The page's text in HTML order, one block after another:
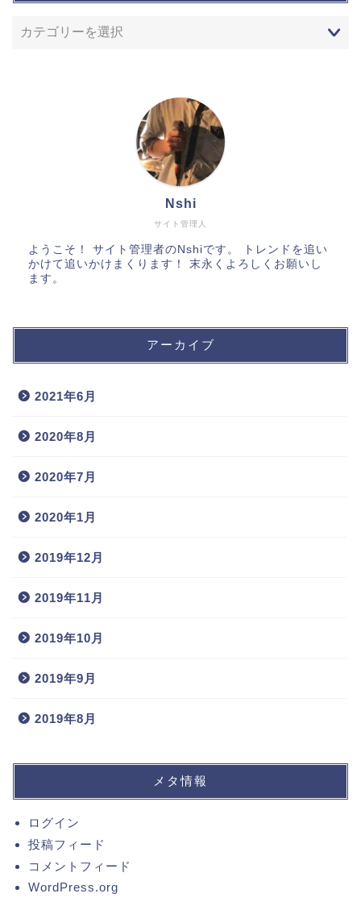
サイト管理人
Nshi
ようこそ！ サイト管理者のNshiです。 トレンドを追い
かけて追いかけまくります！ 末永くよろしくお願いし
ます。
アーカイブ
2021年6月
2020年8月
2020年7月
2020年1月
2019年12月
2019年11月
2019年10月
2019年9月
2019年8月
メタ情報
ログイン
投稿フィード
コメントフィード
WordPress.org